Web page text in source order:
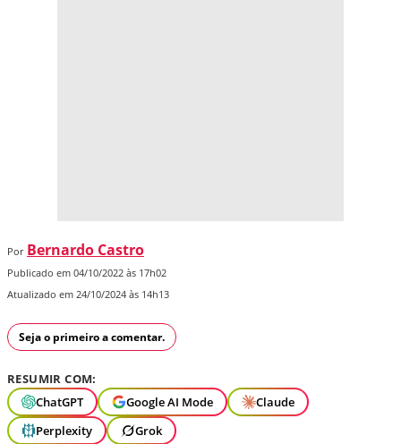
Por Bernardo Castro
Publicado em 04/10/2022 às 17h02
Atualizado em 24/10/2024 às 14h13
Seja o primeiro a comentar.
RESUMIR COM:
ChatGPT
Google AI Mode
Claude
Perplexity
Grok